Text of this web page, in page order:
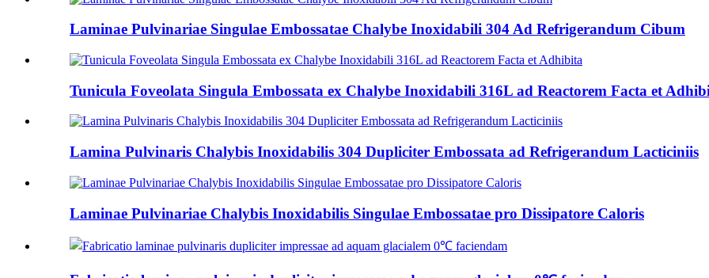
Laminae Pulvinariae Singulae Embossatae Chalybe Inoxidabili 304 Ad Refrigerandum Cibum
Tunicula Foveolata Singula Embossata ex Chalybe Inoxidabili 316L ad Reactorem Facta et
Lamina Pulvinaris Chalybis Inoxidabilis 304 Dupliciter Embossata ad Refrigerandum Lacticiniis
Laminae Pulvinariae Chalybis Inoxidabilis Singulae Embossatae pro Dissipatore Caloris